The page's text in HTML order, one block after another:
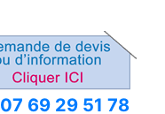
07 69 29 51 78